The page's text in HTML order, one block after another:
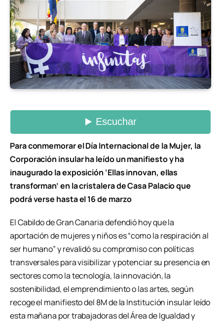
Para conmemorar el Día Internacional de la Mujer, la
Corporación insular ha leído un manifiesto y ha
inaugurado la exposición ‘Ellas innovan, ellas
transforman’ en la cristalera de Casa Palacio que
podrá verse hasta el 16 de marzo
El Cabildo de Gran Canaria defendió hoy que la
aportación de mujeres y niños es “como la respiración al
ser humano” y revalidó su compromiso con políticas
transversales para visibilizar y potenciar su presencia en
sectores como la tecnología, la innovación, la
sostenibilidad, el emprendimiento o las artes, según
recoge el manifiesto del 8M de la Institución insular leído
esta mañana por trabajadoras del Área de Igualdad y